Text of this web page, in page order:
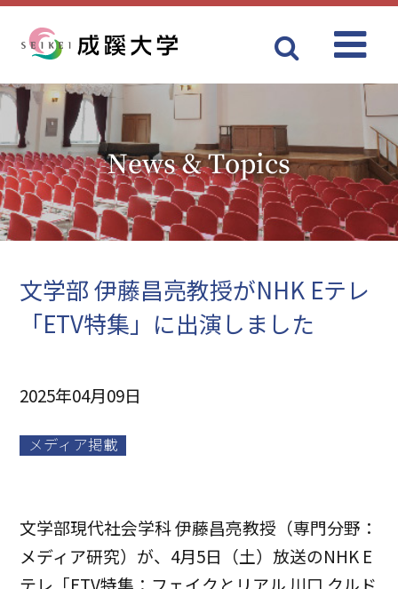
News & Topics
文学部 伊藤昌亮教授がNHK Eテレ
「ETV特集」に出演しました
2025年04月09日
メディア掲載
文学部現代社会学科 伊藤昌亮教授（専門分野：
メディア研究）が、4月5日（土）放送のNHK E
テレ「ETV特集：フェイクとリアル 川口 クルド